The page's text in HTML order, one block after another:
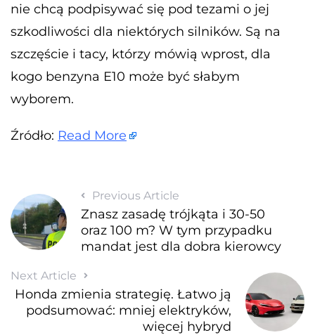
nie chcą podpisywać się pod tezami o jej
szkodliwości dla niektórych silników. Są na
szczęście i tacy, którzy mówią wprost, dla
kogo benzyna E10 może być słabym
wyborem.
Źródło: Read More
Previous Article
Znasz zasadę trójkąta i 30-50
oraz 100 m? W tym przypadku
mandat jest dla dobra kierowcy
Next Article
Honda zmienia strategię. Łatwo ją
podsumować: mniej elektryków,
więcej hybryd